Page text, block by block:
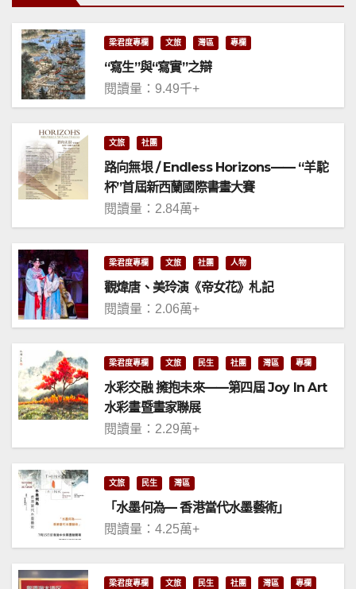
梁君度專欄 文旅 灣區 專欄
“寫生”與“寫實”之辯
閱讀量：9.49千+
文旅 社團
路向無垠 / Endless Horizons—— “羊駝
杯”首屆新西蘭國際書畫大賽
閱讀量：2.84萬+
梁君度專欄 文旅 社團 人物
觀煒唐、美玲演《帝女花》札記
閱讀量：2.06萬+
梁君度專欄 文旅 民生 社團 灣區 專欄
水彩交融 擁抱未來——第四屆 Joy In Art
水彩畫暨畫家聯展
閱讀量：2.29萬+
文旅 民生 灣區
「水墨何為— 香港當代水墨藝術」
閱讀量：4.25萬+
梁君度專欄 文旅 民生 社團 灣區 專欄